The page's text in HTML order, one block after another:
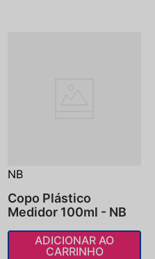
NB
Copo Plástico
Medidor 100ml - NB
ADICIONAR AO
CARRINHO